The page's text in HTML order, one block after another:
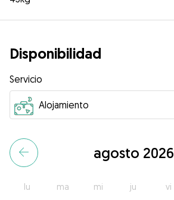
Disponibilidad
Servicio
agosto 2026
lu ma mi ju vi